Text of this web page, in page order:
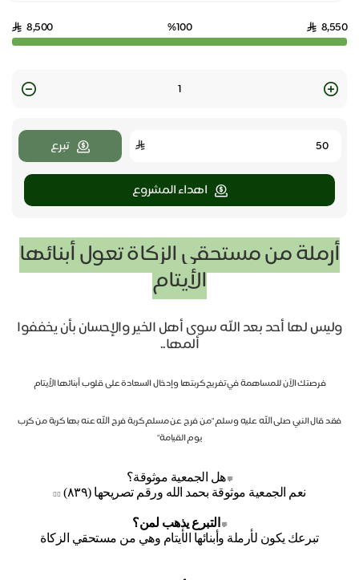
8,550
%100
8,500
Quantity
تبرع
اهداء المشروع
أرملة من مستحقي الزكاة تعول أبنائها
الأيتام
وليس لها أحد بعد الله سوى أهل الخير والإحسان بأن يخففوا
ألمها..
فرصتك الآن للمساهمة في تفريج كربتها وإدخال السعادة على قلوب أبنائها الأيتام
فقد قال النبي صلى الله عليه وسلم "من فرج عن مسلم كربة فرج الله عنه بها كربة من كرب
يوم القيامة"
💬هل الجمعية موثوقة؟
نعم الجمعية موثوقة بحمد الله ورقم تصريحها (٨٣٩)
👍🏼
💬
التبرع يذهب لمن؟
تبرعك يكون لأرملة وأبنائها الأيتام وهي من مستحقي الزكاة